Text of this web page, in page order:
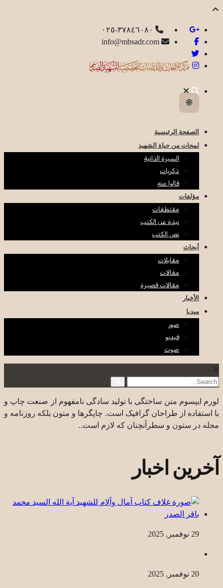
🌐
الصفحة الرئيسية
لمحات من حياة الشهيد
السيرة الذاتية
ذكريات
قالوا عنه
مؤلفات
مقتطفات
نبذة عن الكتب
نص الكتب
أبحاث
مقابلات
مقالات
مقالات قصيرة
الأخبار
ميديا
صور
فيديو
صوت
لورم ایپسوم متن ساختگی با تولید سادگی نامفهوم از صنعت چاپ و
با استفاده از طراحان گرافیک است. چاپگرها و متون بلکه روزنامه و
مجله در ستون و سطرآنچنان که لازم است..
آخرین اخبار
29 نوفمبر, 2025
20 نوفمبر, 2025